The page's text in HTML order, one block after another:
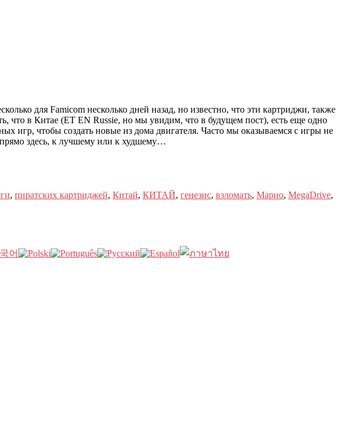
для Famicom несколько дней назад, но известно, что эти картриджи, также
что в Китае (ET EN Russie, но мы увидим, что в будущем пост), есть еще одно
игр, чтобы создать новые из дома двигателя. Часто мы оказываемся с игры не
здесь, к лучшему или к худшему…
, пиратских картриджей, Китай, КИТАЙ, генезис, взломать, Марио, MegaDrive,